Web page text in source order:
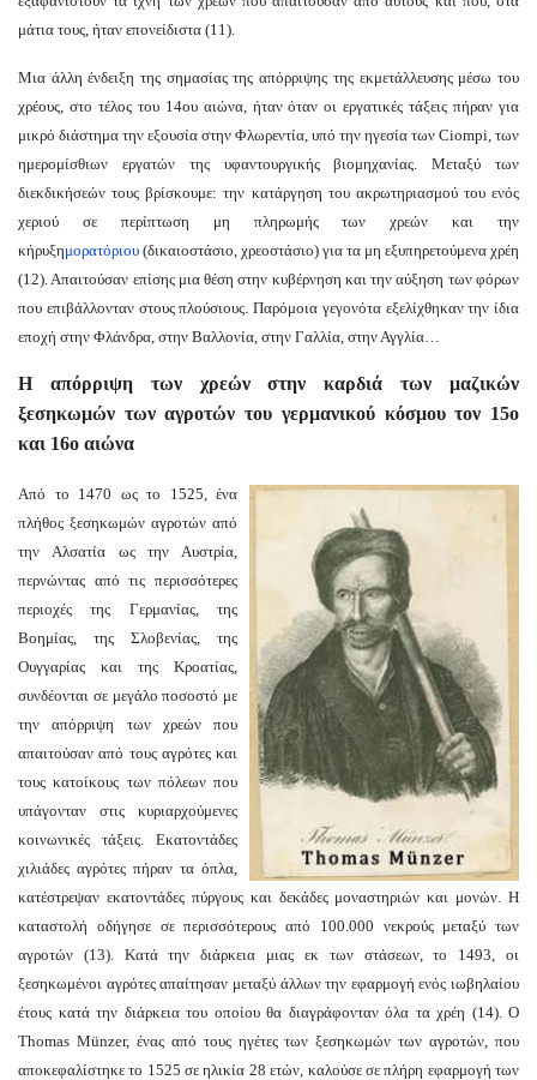
μάτια τους, ήταν επονείδιστα (11).
Μια άλλη ένδειξη της σημασίας της απόρριψης της εκμετάλλευσης μέσω του
χρέους, στο τέλος του 14ου αιώνα, ήταν όταν οι εργατικές τάξεις πήραν για
μικρό διάστημα την εξουσία στην Φλωρεντία, υπό την ηγεσία των Ciompi, των
ημερομίσθιων εργατών της υφαντουργικής βιομηχανίας. Μεταξύ των
διεκδικήσεών τους βρίσκουμε: την κατάργηση του ακρωτηριασμού του ενός
χεριού σε περίπτωση μη πληρωμής των χρεών και την
κήρυξημορατόριου (δικαιοστάσιο, χρεοστάσιο) για τα μη εξυπηρετούμενα χρέη
(12). Απαιτούσαν επίσης μια θέση στην κυβέρνηση και την αύξηση των φόρων
που επιβάλλονταν στους πλούσιους. Παρόμοια γεγονότα εξελίχθηκαν την ίδια
εποχή στην Φλάνδρα, στην Βαλλονία, στην Γαλλία, στην Αγγλία…
Η απόρριψη των χρεών στην καρδιά των μαζικών
ξεσηκωμών των αγροτών του γερμανικού κόσμου τον 15ο
και 16ο αιώνα
Από το 1470 ως το 1525, ένα
πλήθος ξεσηκωμών αγροτών από
την Αλσατία ως την Αυστρία,
περνώντας από τις περισσότερες
περιοχές της Γερμανίας, της
Βοημίας, της Σλοβενίας, της
Ουγγαρίας και της Κροατίας,
συνδέονται σε μεγάλο ποσοστό με
την απόρριψη των χρεών που
απαιτούσαν από τους αγρότες και
τους κατοίκους των πόλεων που
υπάγονταν στις κυριαρχούμενες
κοινωνικές τάξεις. Εκατοντάδες
χιλιάδες αγρότες πήραν τα όπλα,
κατέστρεψαν εκατοντάδες πύργους και δεκάδες μοναστηριών και μονών. Η
καταστολή οδήγησε σε περισσότερους από 100.000 νεκρούς μεταξύ των
αγροτών (13). Κατά την διάρκεια μιας εκ των στάσεων, το 1493, οι
ξεσηκωμένοι αγρότες απαίτησαν μεταξύ άλλων την εφαρμογή ενός ιωβηλαίου
έτους κατά την διάρκεια του οποίου θα διαγράφονταν όλα τα χρέη (14). Ο
Thomas Münzer, ένας από τους ηγέτες των ξεσηκωμών των αγροτών, που
αποκεφαλίστηκε το 1525 σε ηλικία 28 ετών, καλούσε σε πλήρη εφαρμογή των